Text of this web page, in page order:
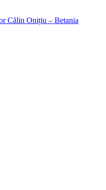
Călin Onițiu – Betania